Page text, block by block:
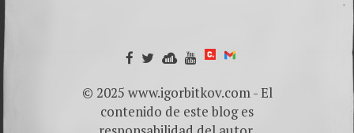
© 2025 www.igorbitkov.com - El
contenido de este blog es